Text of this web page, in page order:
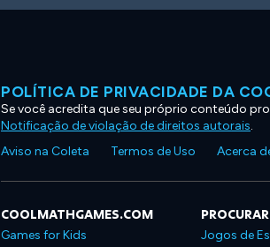
POLÍTICA DE PRIVACIDADE DA
Se você acredita que seu próprio conteúdo
Notificação de violação de direitos autorais.
Aviso na Coleta
Termos de Uso Acerca
COOLMATHGAMES.COM
Games for Kids
Jogos de